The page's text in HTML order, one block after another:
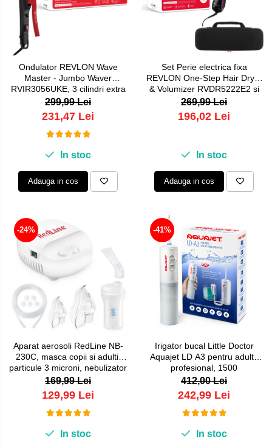
Ondulator REVLON Wave
Master - Jumbo Waver
RVIR3056UKE, 3 cilindri extra
mari, 30 setari temperatura,
invelis ceramic cu turmalina
299,99 Lei
231,47 Lei
In stoc
Adauga in cos
Set Perie electrica fixa
REVLON One-Step Hair Dryer
& Volumizer RVDR5222E2 si
geanta transport RedLine
Case One
269,99 Lei
196,02 Lei
In stoc
Adauga in cos
-24%
Aparat aerosoli RedLine NB-
230C, masca copii si adulti,
particule 3 microni, nebulizator
inhalator cu compresor
169,99 Lei
129,99 Lei
In stoc
-41%
Irigator bucal Little Doctor
Aquajet LD A3 pentru adulti,
profesional, 1500
impulsuri/min, 2 duze, alb
412,00 Lei
242,99 Lei
In stoc